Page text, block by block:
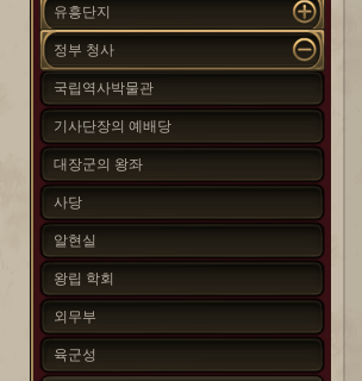
유흥단지
정부 청사
국립역사박물관
기사단장의 예배당
대장군의 왕좌
사당
알현실
왕립 학회
외무부
육군성